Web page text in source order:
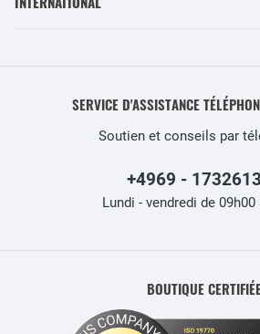
SERVICE D'ASSISTANCE
Soutien et conseils par
+4969 -
Lundi - vendredi de 09h00
BOUTIQUE